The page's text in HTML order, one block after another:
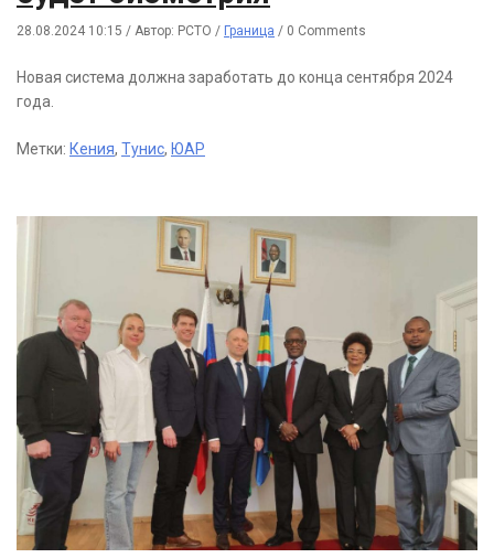
28.08.2024 10:15 / Автор: РСТО / Граница / 0 Comments
Новая система должна заработать до конца сентября 2024
года.
Метки: Кения, Тунис, ЮАР